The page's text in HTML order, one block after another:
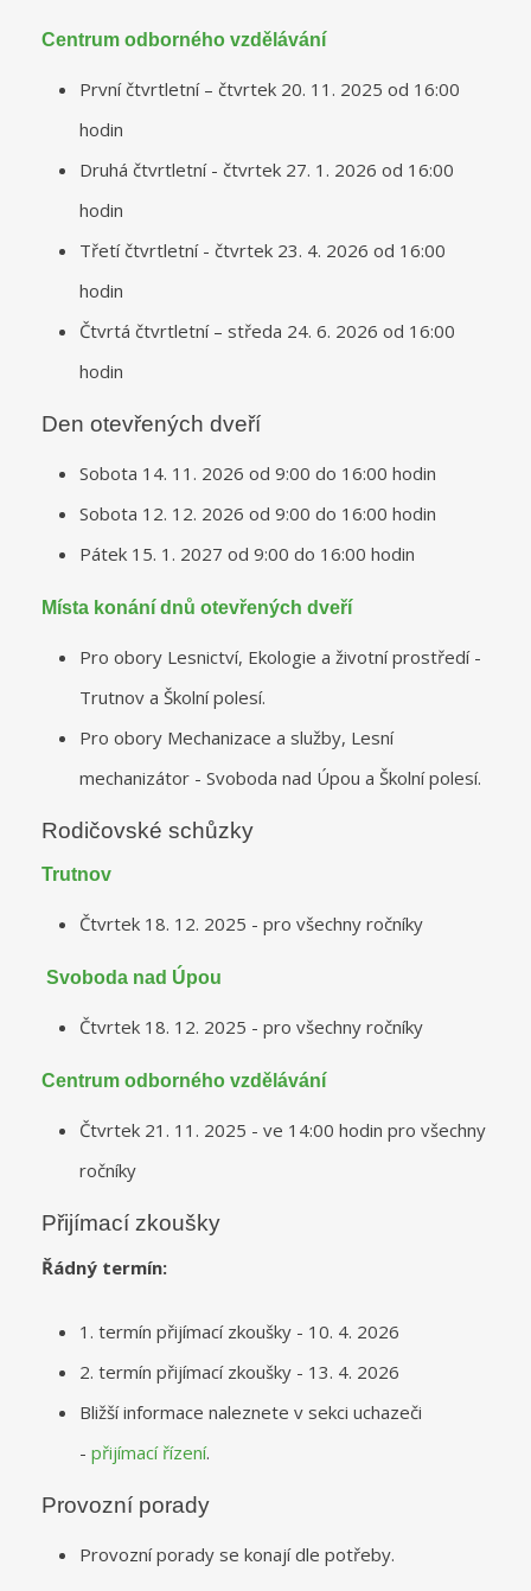
Centrum odborného vzdělávání
První čtvrtletní – čtvrtek 20. 11. 2025 od 16:00
hodin
Druhá čtvrtletní - čtvrtek 27. 1. 2026 od 16:00
hodin
Třetí čtvrtletní - čtvrtek 23. 4. 2026 od 16:00
hodin
Čtvrtá čtvrtletní – středa 24. 6. 2026 od 16:00
hodin
Den otevřených dveří
Sobota 14. 11. 2026 od 9:00 do 16:00 hodin
Sobota 12. 12. 2026 od 9:00 do 16:00 hodin
Pátek 15. 1. 2027 od 9:00 do 16:00 hodin
Místa konání dnů otevřených dveří
Pro obory Lesnictví, Ekologie a životní prostředí -
Trutnov a Školní polesí.
Pro obory Mechanizace a služby, Lesní
mechanizátor - Svoboda nad Úpou a Školní polesí.
Rodičovské schůzky
Trutnov
Čtvrtek 18. 12. 2025 - pro všechny ročníky
Svoboda nad Úpou
Čtvrtek 18. 12. 2025 - pro všechny ročníky
Centrum odborného vzdělávání
Čtvrtek 21. 11. 2025 - ve 14:00 hodin pro všechny
ročníky
Přijímací zkoušky
Řádný termín:
1. termín přijímací zkoušky - 10. 4. 2026
2. termín přijímací zkoušky - 13. 4. 2026
Bližší informace naleznete v sekci uchazeči
- přijímací řízení.
Provozní porady
Provozní porady se konají dle potřeby.